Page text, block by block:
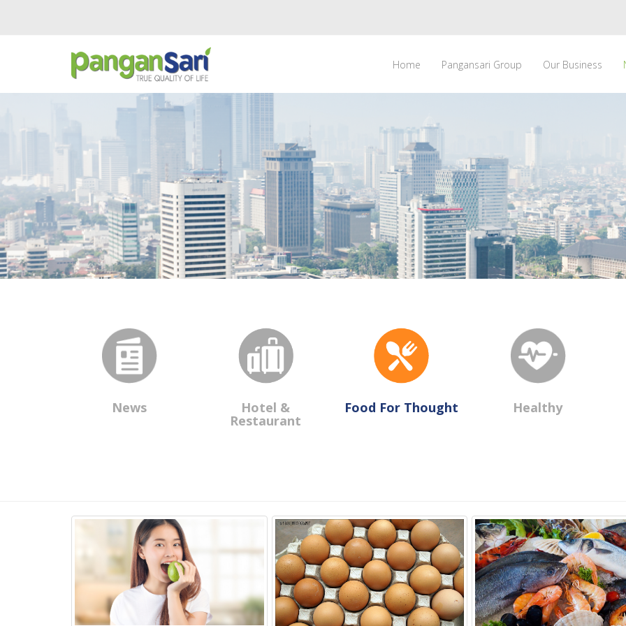
Home Pangansari Group Our Business
News Hotel &
Restaurant
Food For Thought Healthy